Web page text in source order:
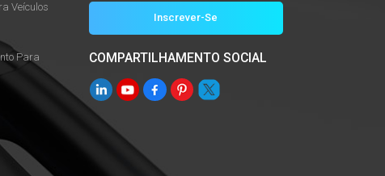
Veículos
Para
COMPARTILHAMENTO SOCIAL